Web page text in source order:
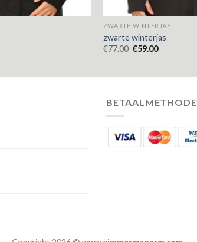
ZWARTE WINTERJAS
zwarte winterjas
€77.00 €59.00
BETAALMETHODE